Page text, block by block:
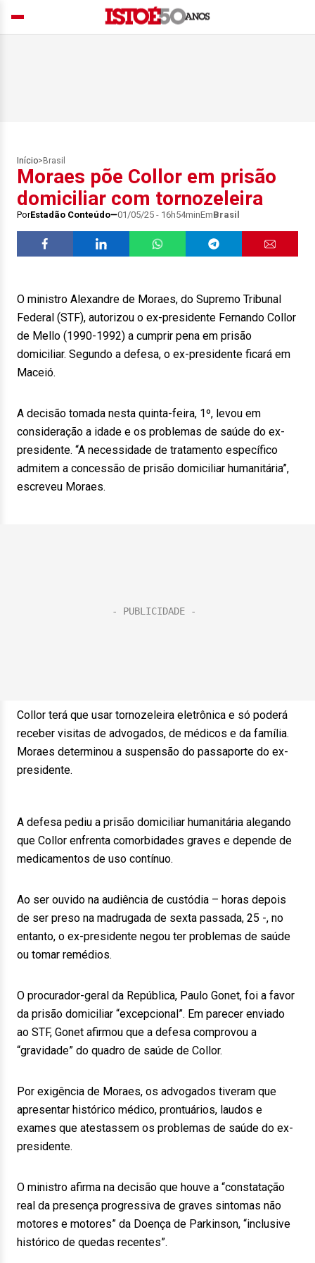
Início> Brasil
Moraes põe Collor em prisão
domiciliar com tornozeleira
PorEstadão Conteúdo 01/05/25 - 16h54minEmBrasil
O ministro Alexandre de Moraes, do Supremo Tribunal
Federal (STF), autorizou o ex-presidente Fernando Collor
de Mello (1990-1992) a cumprir pena em prisão
domiciliar. Segundo a defesa, o ex-presidente ficará em
Maceió.
A decisão tomada nesta quinta-feira, 1º, levou em
consideração a idade e os problemas de saúde do ex-
presidente. “A necessidade de tratamento específico
admitem a concessão de prisão domiciliar humanitária”,
escreveu Moraes.
Collor terá que usar tornozeleira eletrônica e só poderá
receber visitas de advogados, de médicos e da família.
Moraes determinou a suspensão do passaporte do ex-
presidente.
A defesa pediu a prisão domiciliar humanitária alegando
que Collor enfrenta comorbidades graves e depende de
medicamentos de uso contínuo.
Ao ser ouvido na audiência de custódia – horas depois
de ser preso na madrugada de sexta passada, 25 -, no
entanto, o ex-presidente negou ter problemas de saúde
ou tomar remédios.
O procurador-geral da República, Paulo Gonet, foi a favor
da prisão domiciliar “excepcional”. Em parecer enviado
ao STF, Gonet afirmou que a defesa comprovou a
“gravidade” do quadro de saúde de Collor.
Por exigência de Moraes, os advogados tiveram que
apresentar histórico médico, prontuários, laudos e
exames que atestassem os problemas de saúde do ex-
presidente.
O ministro afirma na decisão que houve a “constatação
real da presença progressiva de graves sintomas não
motores e motores” da Doença de Parkinson, “inclusive
histórico de quedas recentes”.